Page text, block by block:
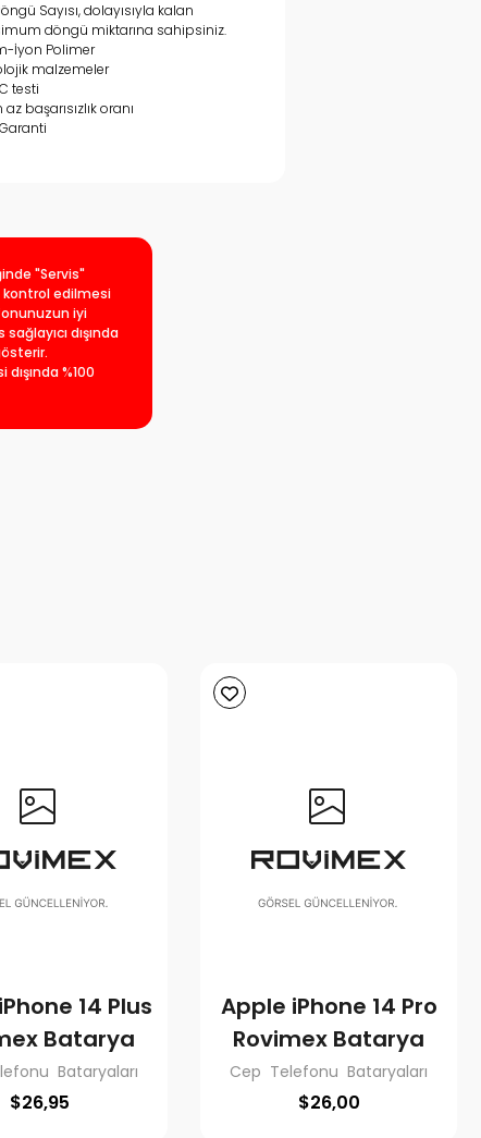
Sayısı, dolayısıyla kalan
döngü miktarına sahipsiniz.
İyon Polimer
malzemeler
testi
az başarısızlık oranı
"Servis"
kontrol edilmesi
iyi
dışında
%100
14 Plus
Batarya
Bataryaları
$26,95
Apple iPhone 14 Pro
Rovimex Batarya
Cep Telefonu Bataryaları
$26,00